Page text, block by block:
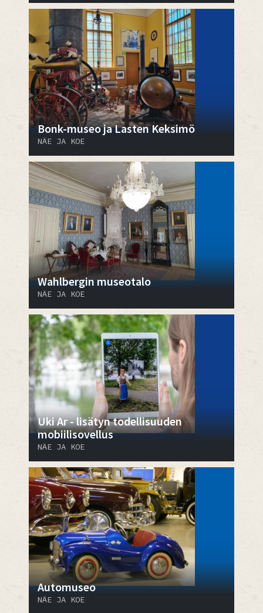
Bonk-museo ja Lasten Keksimö
NÄE JA KOE
Wahlbergin museotalo
NÄE JA KOE
Uki Ar - lisätyn todellisuuden
mobiilisovellus
NÄE JA KOE
Automuseo
NÄE JA KOE